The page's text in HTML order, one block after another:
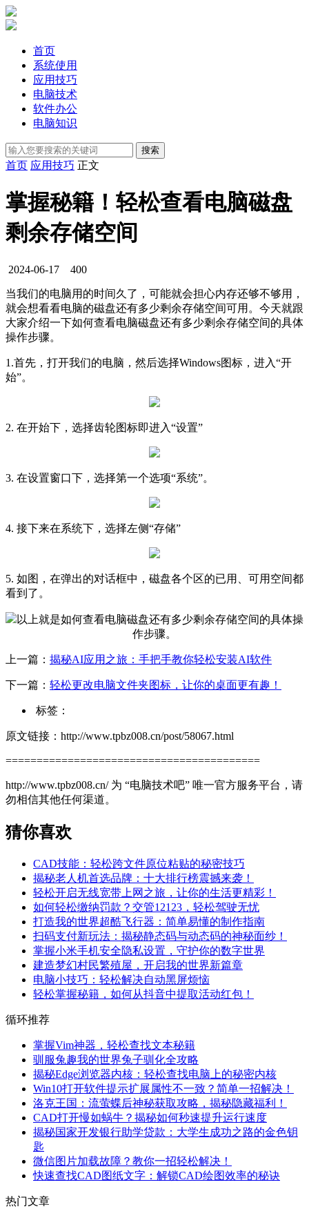
首页
系统使用
应用技巧
电脑技术
软件办公
电脑知识
首页 应用技巧 正文
掌握秘籍！轻松查看电脑磁盘
剩余存储空间
2024-06-17 400
当我们的电脑用的时间久了，可能就会担心内存还够不够用，
就会想看看电脑的磁盘还有多少剩余存储空间可用。今天就跟
大家介绍一下如何查看电脑磁盘还有多少剩余存储空间的具体
操作步骤。
1.首先，打开我们的电脑，然后选择Windows图标，进入“开
始”。
2. 在开始下，选择齿轮图标即进入“设置”
3. 在设置窗口下，选择第一个选项“系统”。
4. 接下来在系统下，选择左侧“存储”
5. 如图，在弹出的对话框中，磁盘各个区的已用、可用空间都
看到了。
以上就是如何查看电脑磁盘还有多少剩余存储空间的具体操
作步骤。
上一篇： 揭秘AI应用之旅：手把手教你轻松安装AI软件
下一篇： 轻松更改电脑文件夹图标，让你的桌面更有趣！
标签：
原文链接：http://www.tpbz008.cn/post/58067.html
=========================================
http://www.tpbz008.cn/ 为 “电脑技术吧” 唯一官方服务平台，请
勿相信其他任何渠道。
猜你喜欢
CAD技能：轻松跨文件原位粘贴的秘密技巧
揭秘老人机首选品牌：十大排行榜震撼来袭！
轻松开启无线宽带上网之旅，让你的生活更精彩！
如何轻松缴纳罚款？交管12123，轻松驾驶无忧
打造我的世界超酷飞行器：简单易懂的制作指南
扫码支付新玩法：揭秘静态码与动态码的神秘面纱！
掌握小米手机安全隐私设置，守护你的数字世界
建造梦幻村民繁殖屋，开启我的世界新篇章
电脑小技巧：轻松解决自动黑屏烦恼
轻松掌握秘籍，如何从抖音中提取活动红包！
循环推荐
掌握Vim神器，轻松查找文本秘籍
驯服兔趣我的世界兔子驯化全攻略
揭秘Edge浏览器内核：轻松查找电脑上的秘密内核
Win10打开软件提示扩展属性不一致？简单一招解决！
洛克王国：流萤蝶后神秘获取攻略，揭秘隐藏福利！
CAD打开慢如蜗牛？揭秘如何秒速提升运行速度
揭秘国家开发银行助学贷款：大学生成功之路的金色钥
匙
微信图片加载故障？教你一招轻松解决！
快速查找CAD图纸文字：解锁CAD绘图效率的秘诀
热门文章